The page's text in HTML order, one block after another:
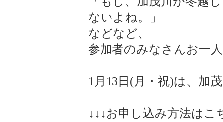
ないよね。」
などなど、
参加者のみなさんお一
1月13日(月・祝)は、加
↓↓↓お申し込み方法はこ